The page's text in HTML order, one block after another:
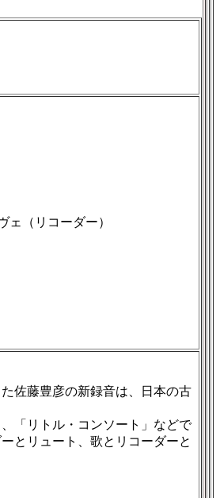
ェ（リコーダー）
佐藤豊彦の新録音は、日本の古
「リトル・コンソート」などで
とリュート、歌とリコーダーと